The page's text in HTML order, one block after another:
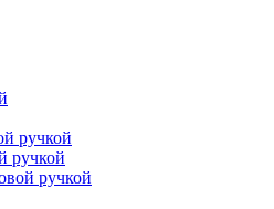
ручкой
ручкой
ручкой